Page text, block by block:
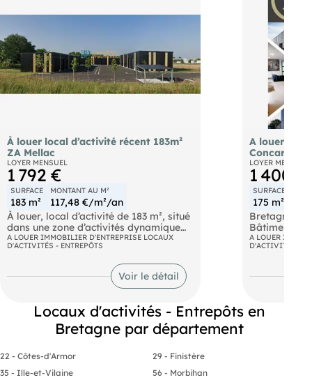
À louer local d’activité récent 183m²
ZA Mellac
LOYER MENSUEL
1 792 €
SURFACE
183 m²
MONTANT AU M²
117,48 €/m²/an
À louer, local d’activité de 183 m², situé
dans une zone d’activités dynamique
de Mellac, offrant accessibilité et
environnement économique attractif.
66 m² bureaux / locaux sociaux
Excellent état – comme neuf
Accès facile
Loyer : 1 760 € HT HC / mois
Charges + TF : 2 500 € / an
Idéal artisan, PME, stockage ou
A LOUER IMMOBILIER D'ENTREPRISE LOCAUX
D'ACTIVITÉS - ENTREPÔTS
Voir le détail
A louer
Concarneau
LOYER MENSUEL
1 400 €
SURFACE
175 m²
Bretagne,
Bâtiment
d'environ
une surface
à charge
A LOUER
D'ACTIVITÉS -
Locaux d'activités - Entrepôts en
Bretagne par département
22 - Côtes-d'Armor
29 - Finistère
35 - Ille-et-Vilaine
56 - Morbihan